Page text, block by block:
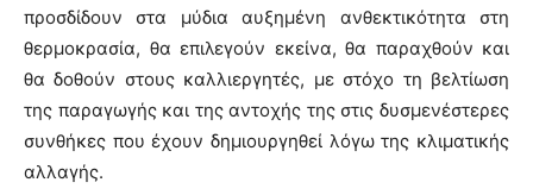
προσδίδουν στα μύδια αυξημένη ανθεκτικότητα στη
θερμοκρασία, θα επιλεγούν εκείνα, θα παραχθούν και
θα δοθούν στους καλλιεργητές, με στόχο τη βελτίωση
της παραγωγής και της αντοχής της στις δυσμενέστερες
συνθήκες που έχουν δημιουργηθεί λόγω της κλιματικής
αλλαγής.